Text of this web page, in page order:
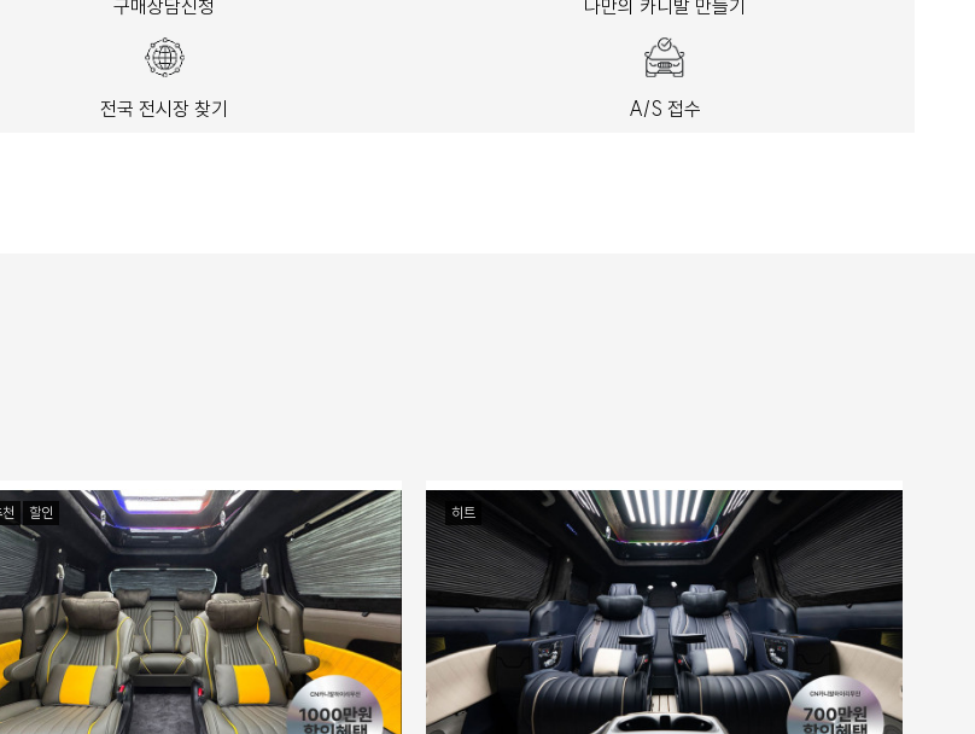
구매상담신청 나만의 카니발 만들기
전국 전시장 찾기 A/S 접수
할인 히트